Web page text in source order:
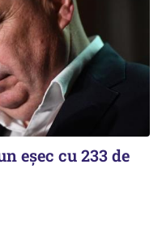
eșec cu 233 de